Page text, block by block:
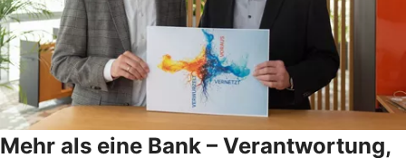
Mehr als eine Bank – Verantwortung,